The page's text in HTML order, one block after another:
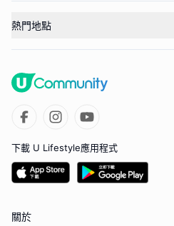
熱門地點
下載 U Lifestyle應用程式
關於